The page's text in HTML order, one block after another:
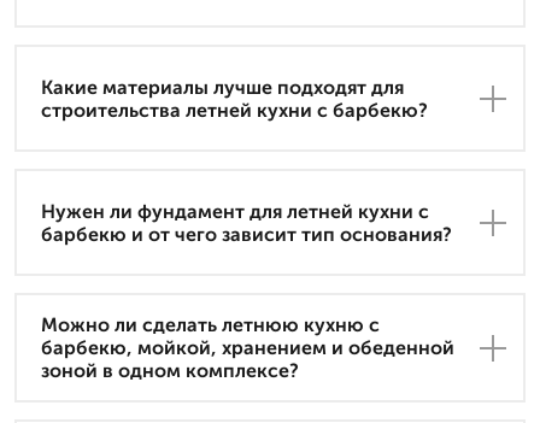
Какие материалы лучше подходят для
строительства летней кухни с барбекю?
Нужен ли фундамент для летней кухни с
барбекю и от чего зависит тип основания?
Можно ли сделать летнюю кухню с
барбекю, мойкой, хранением и обеденной
зоной в одном комплексе?